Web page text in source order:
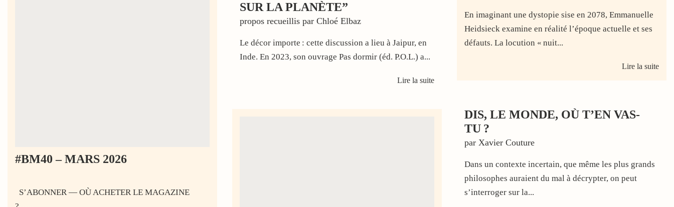
#BM40 – MARS 2026
S’ABONNER — OÙ ACHETER LE MAGAZINE
SUR LA PLANÈTE”
propos recueillis par Chloé Elbaz
Le décor importe : cette discussion a lieu à Jaipur, en
Inde. En 2023, son ouvrage Pas dormir (éd. P.O.L.) a...
Lire la suite
En imaginant une dystopie sise en 2078, Emmanuelle
Heidsieck examine en réalité l’époque actuelle et ses
défauts. La locution « nuit...
Lire la suite
DIS, LE MONDE, OÙ T’EN VAS-
TU ?
par Xavier Couture
Dans un contexte incertain, que même les plus grands
philosophes auraient du mal à décrypter, on peut
s’interroger sur la...